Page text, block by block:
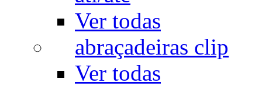
Ver todas
abraçadeiras clip
Ver todas